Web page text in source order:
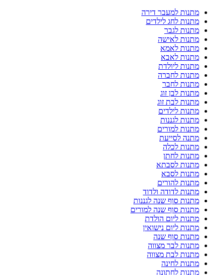
מתנות למעבר דירה
מתנות לחג לילדים
מתנות לגבר
מתנות לאישה
מתנות לאמא
מתנות לאבא
מתנות ליולדת
מתנות לחברה
מתנות לחבר
מתנות לבן זוג
מתנות לבת זוג
מתנות לילדים
מתנות לגננות
מתנות למורים
מתנה לסייעת
מתנות לכלה
מתנות לחתן
מתנות לסבתא
מתנות לסבא
מתנות להורים
מתנות לדודה ולדוד
מתנות סוף שנה לגננות
מתנות סוף שנה למורים
מתנות ליום הולדת
מתנות ליום נישואין
מתנות סוף שנה
מתנות לבר מצווה
מתנות לבת מצווה
מתנות לחינה
מתנות לחתונה